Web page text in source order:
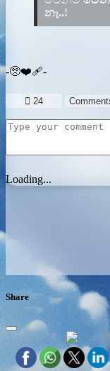
නෑ..!
-🥺❤️‍🩹-
 24
Loading...
Share